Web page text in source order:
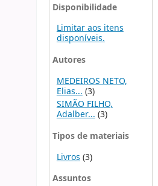
Disponibilidade
Limitar aos itens
disponíveis.
Autores
MEDEIROS NETO,
Elias... (3)
SIMÃO FILHO,
Adalber...(3)
Tipos de materiais
Livros (3)
Assuntos